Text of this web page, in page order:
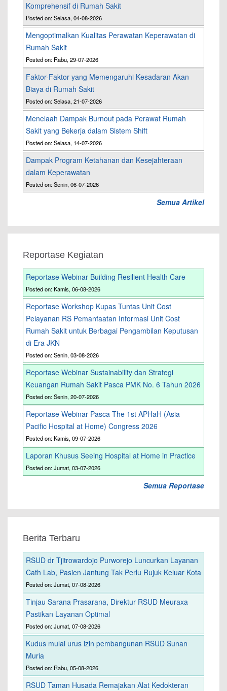
Komprehensif di Rumah Sakit
Posted on: Selasa, 04-08-2026
Mengoptimalkan Kualitas Perawatan Keperawatan di
Rumah Sakit
Posted on: Rabu, 29-07-2026
Faktor-Faktor yang Memengaruhi Kesadaran Akan
Biaya di Rumah Sakit
Posted on: Selasa, 21-07-2026
Menelaah Dampak Burnout pada Perawat Rumah
Sakit yang Bekerja dalam Sistem Shift
Posted on: Selasa, 14-07-2026
Dampak Program Ketahanan dan Kesejahteraan
dalam Keperawatan
Posted on: Senin, 06-07-2026
Semua Artikel
Reportase Kegiatan
Reportase Webinar Building Resilient Health Care
Posted on: Kamis, 06-08-2026
Reportase Workshop Kupas Tuntas Unit Cost
Pelayanan RS Pemanfaatan Informasi Unit Cost
Rumah Sakit untuk Berbagai Pengambilan Keputusan
di Era JKN
Posted on: Senin, 03-08-2026
Reportase Webinar Sustainability dan Strategi
Keuangan Rumah Sakit Pasca PMK No. 6 Tahun 2026
Posted on: Senin, 20-07-2026
Reportase Webinar Pasca The 1st APHaH (Asia
Pacific Hospital at Home) Congress 2026
Posted on: Kamis, 09-07-2026
Laporan Khusus Seeing Hospital at Home in Practice
Posted on: Jumat, 03-07-2026
Semua Reportase
Berita Terbaru
RSUD dr Tjitrowardojo Purworejo Luncurkan Layanan
Cath Lab, Pasien Jantung Tak Perlu Rujuk Keluar Kota
Posted on: Jumat, 07-08-2026
Tinjau Sarana Prasarana, Direktur RSUD Meuraxa
Pastikan Layanan Optimal
Posted on: Jumat, 07-08-2026
Kudus mulai urus izin pembangunan RSUD Sunan
Muria
Posted on: Rabu, 05-08-2026
RSUD Taman Husada Remajakan Alat Kedokteran